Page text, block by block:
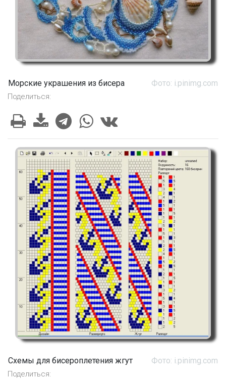
Морские украшения из бисера Фото: i.pinimg.com
Поделиться:
Схемы для бисероплетения жгут Фото: i.pinimg.com
Поделиться: